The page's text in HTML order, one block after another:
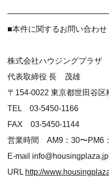
■本件に関するお問い合わせ
株式会社ハウジングプラザ
代表取締役 長 茂雄
〒154-0022 東京都世田谷区
TEL 03-5450-1166
FAX 03-5450-1144
営業時間 AM9：30〜PM6
E-mail info@housingplaza.jp
URL http://